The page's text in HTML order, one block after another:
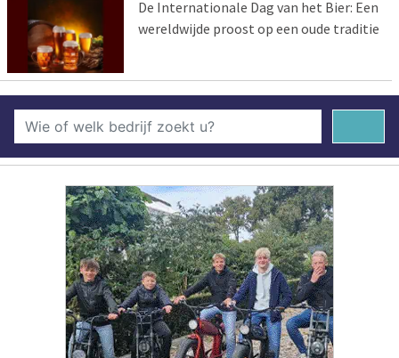
De Internationale Dag van het Bier: Een
wereldwijde proost op een oude traditie